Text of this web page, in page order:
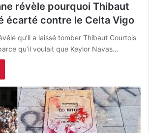
révèle pourquoi Thibaut
écarté contre le Celta Vigo
qu’il a laissé tomber Thibaut Courtois
qu’il voulait que Keylor Navas…